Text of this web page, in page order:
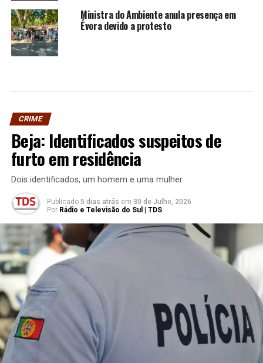
Ministra do Ambiente anula presença em
Évora devido a protesto
CRIME
Beja: Identificados suspeitos de
furto em residência
Dois identificados, um homem e uma mulher.
Publicado 5 dias atrás em 30 de Julho, 2026
Por Rádio e Televisão do Sul | TDS